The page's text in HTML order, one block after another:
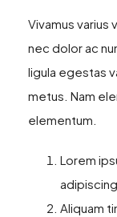
Vivamus varius
nec dolor ac
ligula egestas
metus. Nam
elementum.
Lorem
Aliquam